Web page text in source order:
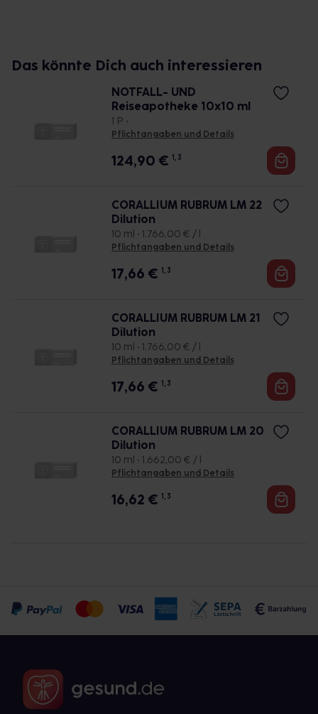
Das könnte Dich auch interessieren
NOTFALL- UND
Reiseapotheke 10x10 ml
1 P •
Pflichtangaben und Details
124,90 € 1, 3
CORALLIUM RUBRUM LM 22
Dilution
10 ml • 1.766,00 € / l
Pflichtangaben und Details
17,66 € 1, 3
CORALLIUM RUBRUM LM 21
Dilution
10 ml • 1.766,00 € / l
Pflichtangaben und Details
17,66 € 1, 3
CORALLIUM RUBRUM LM 20
Dilution
10 ml • 1.662,00 € / l
Pflichtangaben und Details
16,62 € 1, 3